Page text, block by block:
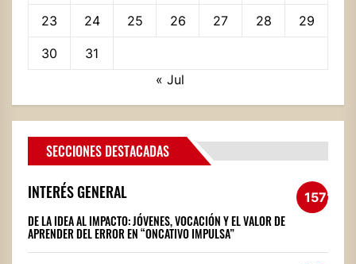
23 24 25 26 27 28 29
30
31
« Jul
SECCIONES DESTACADAS
INTERÉS GENERAL 1572
DE LA IDEA AL IMPACTO: JÓVENES, VOCACIÓN Y EL VALOR DE
APRENDER DEL ERROR EN “ONCATIVO IMPULSA”